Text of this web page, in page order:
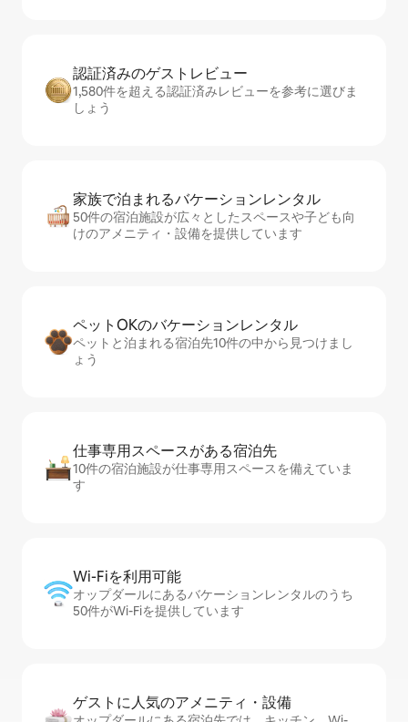
認証済みのゲ⁠ス⁠ト⁠レ⁠ビ⁠ュ⁠ー
1,580件を超える認証済みレビューを参考に選びま
しょう
家族で泊まれるバ⁠ケ⁠ー⁠シ⁠ョ⁠ンレ⁠ン⁠タ⁠ル
50件の宿泊施設が広々としたスペースや子ども向
けのアメニティ・設備を提供しています
ペットOKのバ⁠ケ⁠ー⁠シ⁠ョ⁠ンレ⁠ン⁠タ⁠ル
ペットと泊まれる宿泊先10件の中から見つけまし
ょう
仕事専用ス⁠ペ⁠ー⁠スがあ⁠る宿⁠泊⁠先
10件の宿泊施設が仕事専用スペースを備えていま
す
Wi-Fiを利⁠用⁠可⁠能
オップダールにあるバケーションレンタルのうち
50件がWi-Fiを提供しています
ゲストに人⁠気⁠のア⁠メ⁠ニ⁠テ⁠ィ・設⁠備